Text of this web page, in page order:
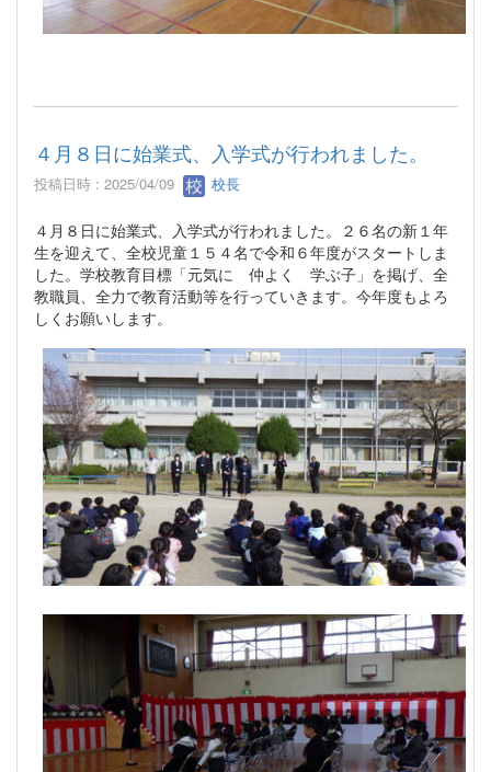
４月８日に始業式、入学式が行われました。
投稿日時 : 2025/04/09 校長
４月８日に始業式、入学式が行われました。２６名の新１年
生を迎えて、全校児童１５４名で令和６年度がスタートしま
した。学校教育目標「元気に 仲よく 学ぶ子」を掲げ、全
教職員、全力で教育活動等を行っていきます。今年度もよろ
しくお願いします。